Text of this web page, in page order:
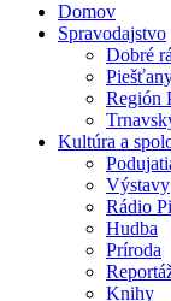
Domov
Spravodajstvo
Dobré
Región
Kultúra a
Výstavy
Rádio
Hudba
Príroda
Knihy